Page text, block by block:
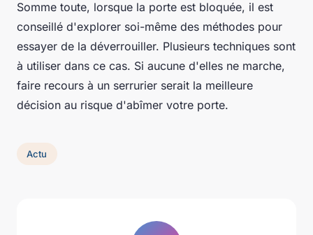
Somme toute, lorsque la porte est bloquée, il est
conseillé d'explorer soi-même des méthodes pour
essayer de la déverrouiller. Plusieurs techniques sont
à utiliser dans ce cas. Si aucune d'elles ne marche,
faire recours à un serrurier serait la meilleure
décision au risque d'abîmer votre porte.
Actu